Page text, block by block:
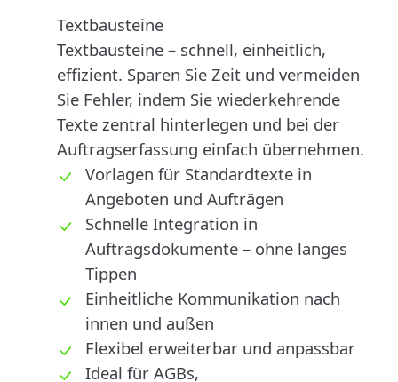
Textbausteine
Textbausteine – schnell, einheitlich,
effizient. Sparen Sie Zeit und vermeiden
Sie Fehler, indem Sie wiederkehrende
Texte zentral hinterlegen und bei der
Auftragserfassung einfach übernehmen.
Vorlagen für Standardtexte in
Angeboten und Aufträgen
Schnelle Integration in
Auftragsdokumente – ohne langes
Tippen
Einheitliche Kommunikation nach
innen und außen
Flexibel erweiterbar und anpassbar
Ideal für AGBs,